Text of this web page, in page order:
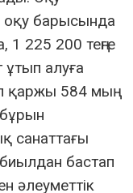
барысында
225 200 теңге
алуға
қаржы 584 мың
санаттағы
бастап
әлеуметтік